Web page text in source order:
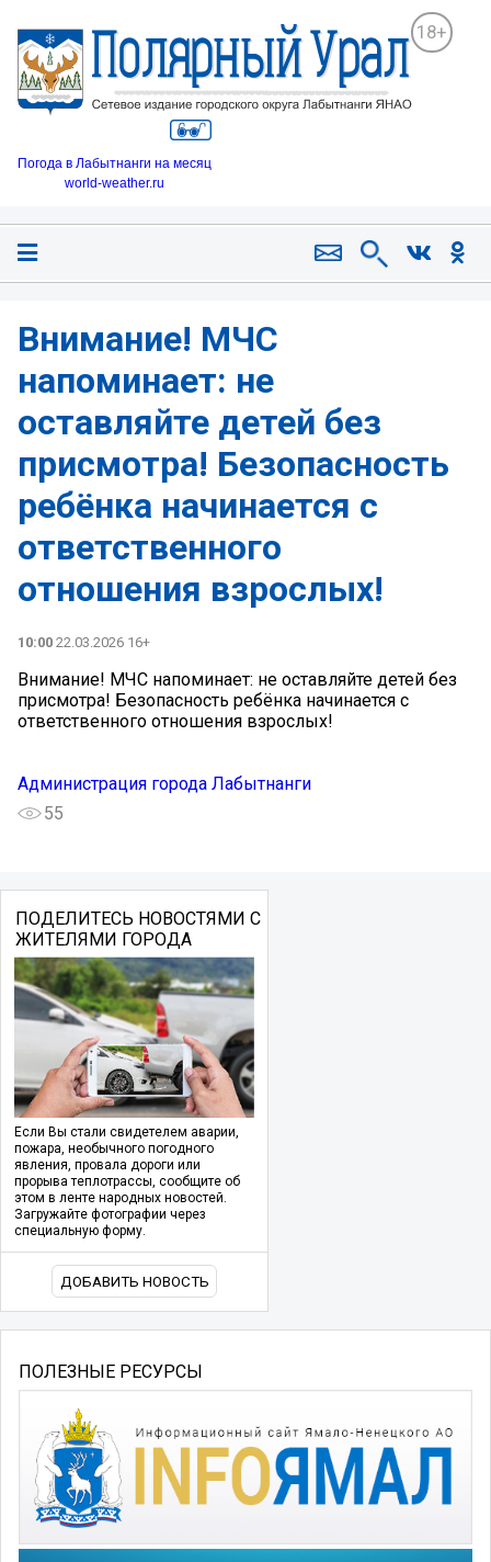
18+
Погода в Лабытнанги на месяц
world-weather.ru
Внимание! МЧС
напоминает: не
оставляйте детей без
присмотра! Безопасность
ребёнка начинается с
ответственного
отношения взрослых!
10:00 22.03.2026 16+
Внимание! МЧС напоминает: не оставляйте детей без
присмотра! Безопасность ребёнка начинается с
ответственного отношения взрослых!
Администрация города Лабытнанги
55
ПОДЕЛИТЕСЬ НОВОСТЯМИ С
ЖИТЕЛЯМИ ГОРОДА
Если Вы стали свидетелем аварии,
пожара, необычного погодного
явления, провала дороги или
прорыва теплотрассы, сообщите об
этом в ленте народных новостей.
Загружайте фотографии через
специальную форму.
ДОБАВИТЬ НОВОСТЬ
ПОЛЕЗНЫЕ РЕСУРСЫ